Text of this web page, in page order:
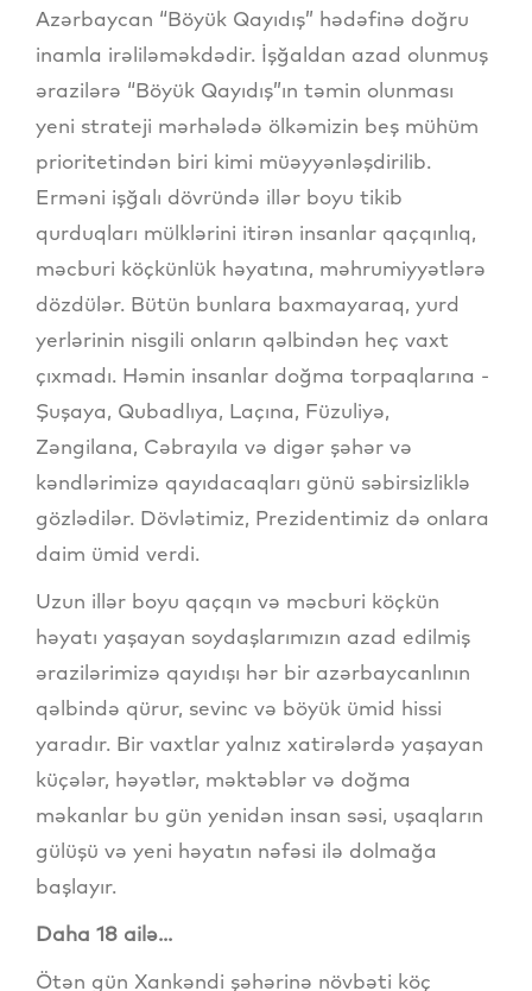
Azərbaycan “Böyük Qayıdış” hədəfinə doğru
inamla irəliləməkdədir. İşğaldan azad olunmuş
ərazilərə “Böyük Qayıdış”ın təmin olunması
yeni strateji mərhələdə ölkəmizin beş mühüm
prioritetindən biri kimi müəyyənləşdirilib.
Erməni işğalı dövründə illər boyu tikib
qurduqları mülklərini itirən insanlar qaçqınlıq,
məcburi köçkünlük həyatına, məhrumiyyətlərə
dözdülər. Bütün bunlara baxmayaraq, yurd
yerlərinin nisgili onların qəlbindən heç vaxt
çıxmadı. Həmin insanlar doğma torpaqlarına -
Şuşaya, Qubadlıya, Laçına, Füzuliyə,
Zəngilana, Cəbrayıla və digər şəhər və
kəndlərimizə qayıdacaqları günü səbirsizliklə
gözlədilər. Dövlətimiz, Prezidentimiz də onlara
daim ümid verdi.
Uzun illər boyu qaçqın və məcburi köçkün
həyatı yaşayan soydaşlarımızın azad edilmiş
ərazilərimizə qayıdışı hər bir azərbaycanlının
qəlbində qürur, sevinc və böyük ümid hissi
yaradır. Bir vaxtlar yalnız xatirələrdə yaşayan
küçələr, həyətlər, məktəblər və doğma
məkanlar bu gün yenidən insan səsi, uşaqların
gülüşü və yeni həyatın nəfəsi ilə dolmağa
başlayır.
Daha 18 ailə...
Ötən gün Xankəndi şəhərinə növbəti köç